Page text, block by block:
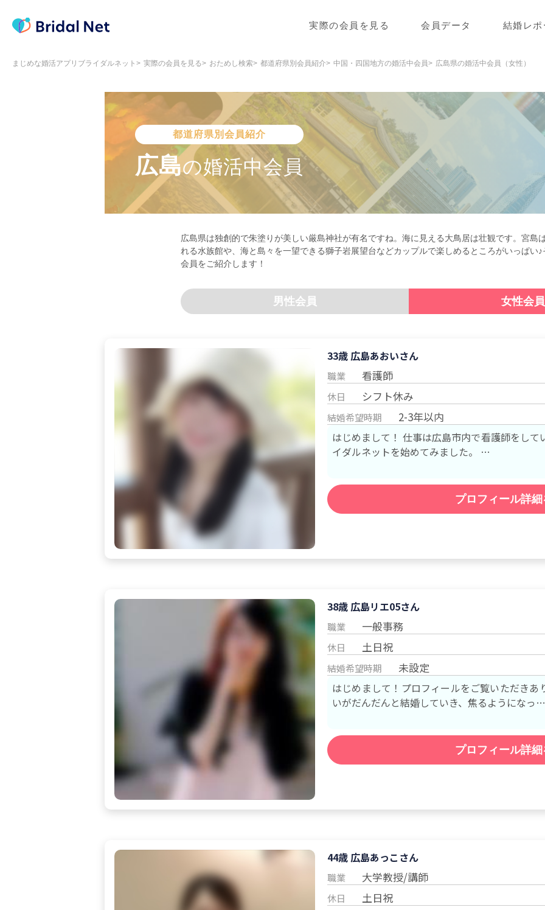
実際の会員を見る 会員データ 結婚レポ
まじめな婚活アプリブライダルネット 実際の会員を見る おためし検索 都道府県別会員紹介 中国・四国地方の婚活中会員 広島県の婚活中会員（女性）
都道府県別会員紹介
広島の婚活中会員
広島県は独創的で朱塗りが美しい厳島神社が有名ですね。海に見える大鳥居は壮観です。宮島
れる水族館や、海と島々を一望できる獅子岩展望台などカップルで楽しめるところがいっぱい
会員をご紹介します！
男性会員 女性会員
33歳 広島あおいさん
職業 看護師
休日 シフト休み
結婚希望時期 2-3年以内
はじめまして！ 仕事は広島市内で看護師をしています！ 素敵な出会いを求めてブラ
イダルネットを始めてみました。 …
プロフィール詳
38歳 広島リエ05さん
職業 一般事務
休日 土日祝
結婚希望時期 未設定
はじめまして！プロフィールをご覧いただきあ
いがだんだんと結婚していき、焦るようになっ…
プロフィール詳
44歳 広島あっこ さん
職業 大学教授/講師
休日 土日祝